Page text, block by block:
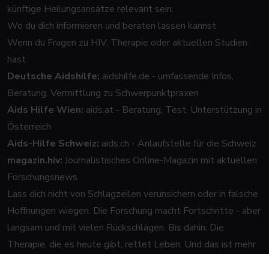
künftige Heilungsansätze relevant sein.
Wo du dich informieren und beraten lassen kannst
Wenn du Fragen zu HIV, Therapie oder aktuellen Studien
hast:
Deutsche Aidshilfe: aidshilfe.de - umfassende Infos,
Beratung, Vermittlung zu Schwerpunktpraxen
Aids Hilfe Wien: aids.at - Beratung, Test, Unterstützung in
Österreich
Aids-Hilfe Schweiz: aids.ch - Anlaufstelle für die Schweiz
magazin.hiv: Journalistisches Online-Magazin mit aktuellen
Forschungsnews
Lass dich nicht von Schlagzeilen verunsichern oder in falsche
Hoffnungen wiegen. Die Forschung macht Fortschritte - aber
langsam und mit vielen Rückschlägen. Bis dahin: Die
Therapie, die es heute gibt, rettet Leben. Und das ist mehr